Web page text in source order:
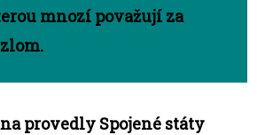
mnozí považují za
provedly Spojené státy